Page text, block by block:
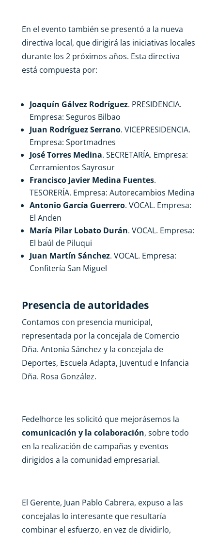
En el evento también se presentó a la nueva
directiva local, que dirigirá las iniciativas locales
durante los 2 próximos años. Esta directiva
está compuesta por:
Joaquín Gálvez Rodríguez. PRESIDENCIA.
Empresa: Seguros Bilbao
Juan Rodríguez Serrano. VICEPRESIDENCIA.
Empresa: Sportmadnes
José Torres Medina. SECRETARÍA. Empresa:
Cerramientos Sayrosur
Francisco Javier Medina Fuentes.
TESORERÍA. Empresa: Autorecambios Medina
Antonio García Guerrero. VOCAL. Empresa:
El Anden
María Pilar Lobato Durán. VOCAL. Empresa:
El baúl de Piluqui
Juan Martín Sánchez. VOCAL. Empresa:
Confitería San Miguel
Presencia de autoridades
Contamos con presencia municipal,
representada por la concejala de Comercio
Dña. Antonia Sánchez y la concejala de
Deportes, Escuela Adapta, Juventud e Infancia
Dña. Rosa González.
Fedelhorce les solicitó que mejorásemos la
comunicación y la colaboración, sobre todo
en la realización de campañas y eventos
dirigidos a la comunidad empresarial.
El Gerente, Juan Pablo Cabrera, expuso a las
concejalas lo interesante que resultaría
combinar el esfuerzo, en vez de dividirlo,